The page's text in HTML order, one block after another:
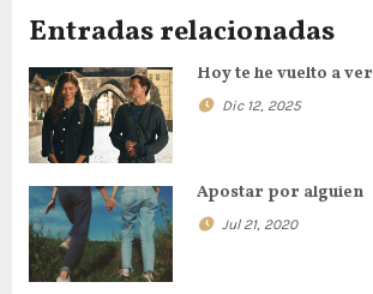
e
g
a
c
i
ó
Entradas relacionadas
Hoy te he vuelto a ver
Dic 12, 2025
Apostar por alguien
Jul 21, 2020